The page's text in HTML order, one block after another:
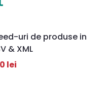
uri de produse in
& XML
lei